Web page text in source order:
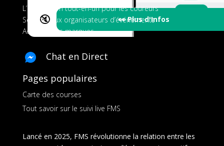
🔇 👀 Plus d'Infos
L’application tout-en-un pour les coureurs
Services aux organisateurs d’événements
Ads pour les marques
Chat en Direct
Pages populaires
Carte des courses
Tout savoir sur le suivi live FMS
Lancé en 2025, FMS révolutionne la relation entre les